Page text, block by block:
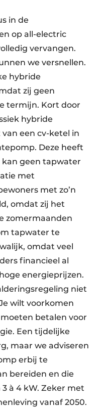
in de
op all-electric
vervangen.
we versnellen.
hybride
zij geen
termijn. Kort door
hybride
een cv-ketel in
Deze heeft
geen tapwater
met
met zo’n
omdat zij het
zomermaanden
tapwater te
omdat veel
financieel al
energieprijzen.
niet
wilt voorkomen
betalen voor
Een tijdelijke
maar we adviseren
erbij te
bereiden en die
à 4 kW. Zeker met
vanaf 2050.